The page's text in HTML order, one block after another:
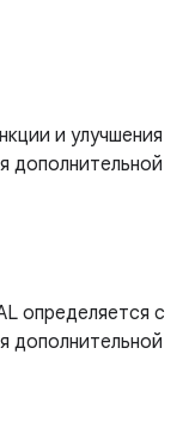
и улучшения
дополнительной
определяется с
дополнительной